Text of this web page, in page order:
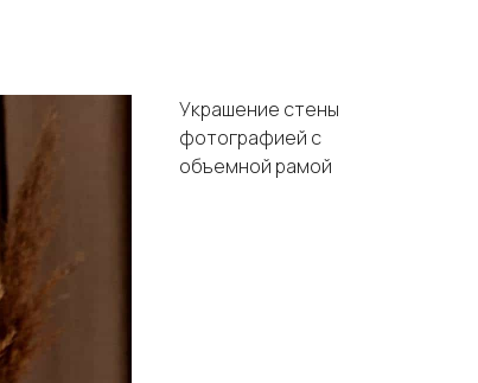
Украшение стены
фотографией с
объемной рамой